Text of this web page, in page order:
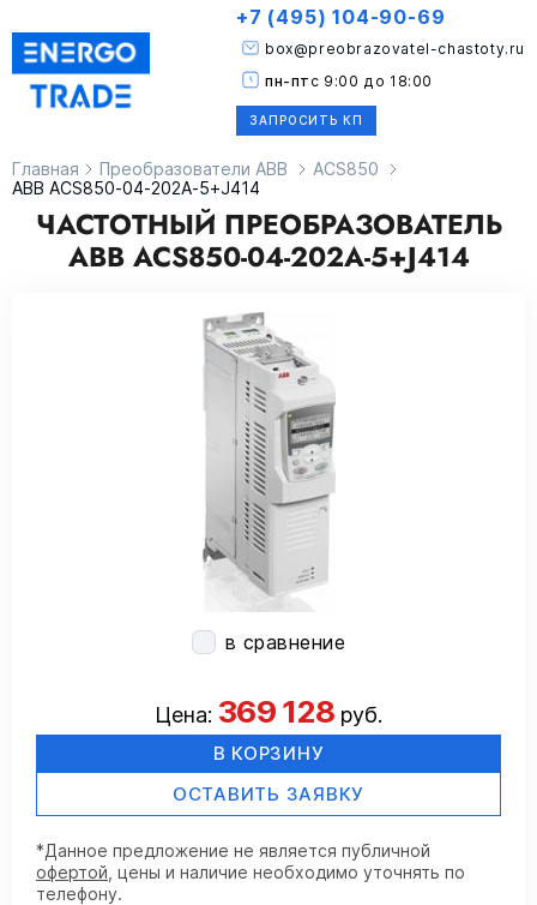
ЗАПРОСИТЬ КП
box@preobrazovatel-chastoty.ru
+7 (495) 104-90-69
пн-пт с 9:00 до 18:00
Главная Преобразователи ABB
ACS850
ABB ACS850-04-202A-5+J414
ЧАСТОТНЫЙ ПРЕОБРАЗОВАТЕЛЬ
ABB ACS850-04-202A-5+J414
в сравнение
Цена: 369 128руб.
В КОРЗИНУ
ОСТАВИТЬ ЗАЯВКУ
*Данное предложение не является публичной
офертой , цены и наличие необходимо уточнять по
телефону.